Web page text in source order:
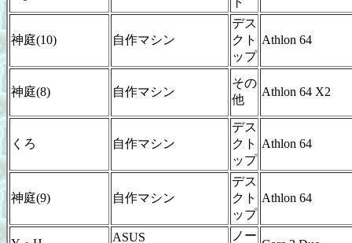
神庭(10) 自作マシン
デス
クト
ップ
Athlon 64
神庭(8) 自作マシン
その
他
Athlon 64 X2
くろ 自作マシン
デス
クト
ップ
Athlon 64
神庭(9) 自作マシン
デス
クト
ップ
Athlon 64
ASUS
ノー